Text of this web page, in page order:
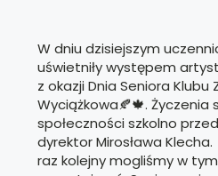
W dniu dzisiejszym
uświetniły występem
z okazji Dnia Seniora Klubu
Wyciążkowa🍂🍁. Życzenia
społeczności szkolno
dyrektor Mirosława
raz kolejny mogliśmy w